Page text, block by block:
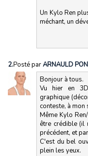
Un Kylo Ren
méchant, un
2.Posté parARNAULD
Bonjour à tous.
Vu hier en
graphique
conteste, à mon
Même Kylo
être crédible (il
précédent, et
C'est du bel
plein les yeux.